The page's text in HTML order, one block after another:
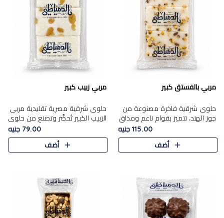
مربي بالفستق كبير
حلوى شرقية فاخرة مصنوعة من
جوز الهند، تتميز بقوام ناعم ومذاق
غني، وتزين بقطع من الفستق
الفاخر التي تضيف عليها قرمشة
115.00 جنيه
أضف
مربي زبيب كبير
حلوى شرقية مصرية تقليدية مربى
الزبيب الكبير تُحضَّر وتصنع من حلوي
جوز الهند باسد بقوام طري ومذاق
غني، وتُزين وتغطا بحبات الزبيب
الذهبي التي ..
79.00 جنيه
أضف